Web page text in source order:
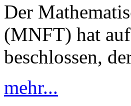
Der
(MNFT) hat
beschlossen,
mehr...